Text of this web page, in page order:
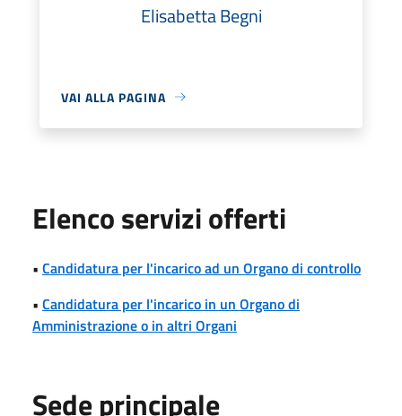
Elisabetta Begni
VAI ALLA PAGINA
Elenco servizi offerti
• Candidatura per l'incarico ad un Organo di controllo
• Candidatura per l'incarico in un Organo di
Amministrazione o in altri Organi
Sede principale